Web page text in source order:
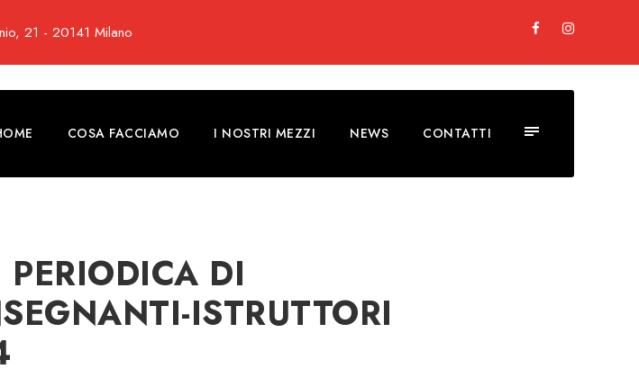
21 - 20141 Milano
COSA FACCIAMO I NOSTRI MEZZI NEWS CONTATTI
DI
ISTRUTTORI